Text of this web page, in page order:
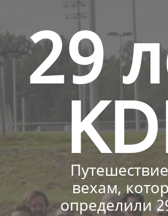
29
вехам,
определили